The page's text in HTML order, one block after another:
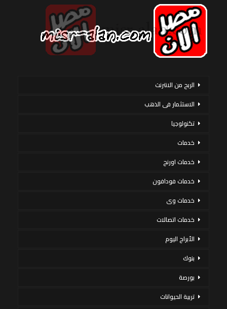
الربح من الانترنت
الاستثمار فى الذهب
تكنولوجيا
خدمات
خدمات اورنج
خدمات فودافون
خدمات وى
خدمات اتصالات
الأبراج اليوم
بنوك
بورصة
تربية الحيوانات